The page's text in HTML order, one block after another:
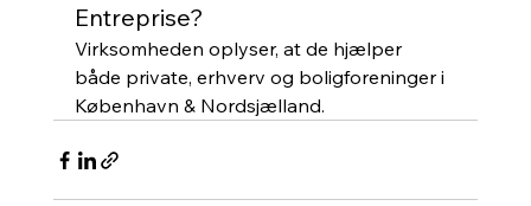
Entreprise?
Virksomheden oplyser, at de hjælper
både private, erhverv og boligforeninger i
København & Nordsjælland.